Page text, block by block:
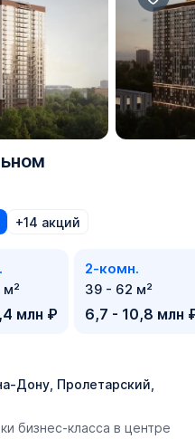
+14 акций
млн ₽
2-комн.
39 - 62 м²
6,7 - 10,8 млн
Дону, Пролетарский,
бизнес-класса в центре